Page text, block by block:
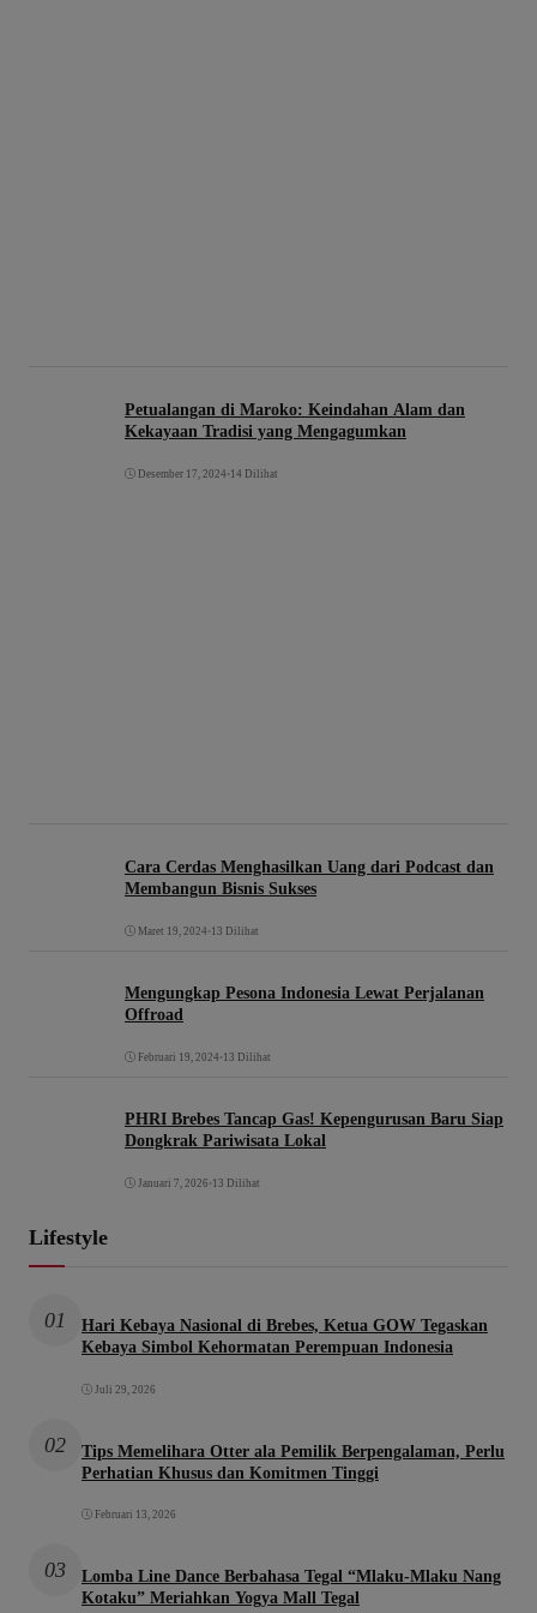
Petualangan di Maroko: Keindahan Alam dan
Kekayaan Tradisi yang Mengagumkan
Desember 17, 2024 • 14 Dilihat
Cara Cerdas Menghasilkan Uang dari Podcast dan
Membangun Bisnis Sukses
Maret 19, 2024 • 13 Dilihat
Mengungkap Pesona Indonesia Lewat Perjalanan
Offroad
Februari 19, 2024 • 13 Dilihat
PHRI Brebes Tancap Gas! Kepengurusan Baru Siap
Dongkrak Pariwisata Lokal
Januari 7, 2026 • 13 Dilihat
Lifestyle
01
Hari Kebaya Nasional di Brebes, Ketua GOW Tegaskan
Kebaya Simbol Kehormatan Perempuan Indonesia
Juli 29, 2026
02
Tips Memelihara Otter ala Pemilik Berpengalaman, Perlu
Perhatian Khusus dan Komitmen Tinggi
Februari 13, 2026
03
Lomba Line Dance Berbahasa Tegal “Mlaku-Mlaku Nang
Kotaku” Meriahkan Yogya Mall Tegal